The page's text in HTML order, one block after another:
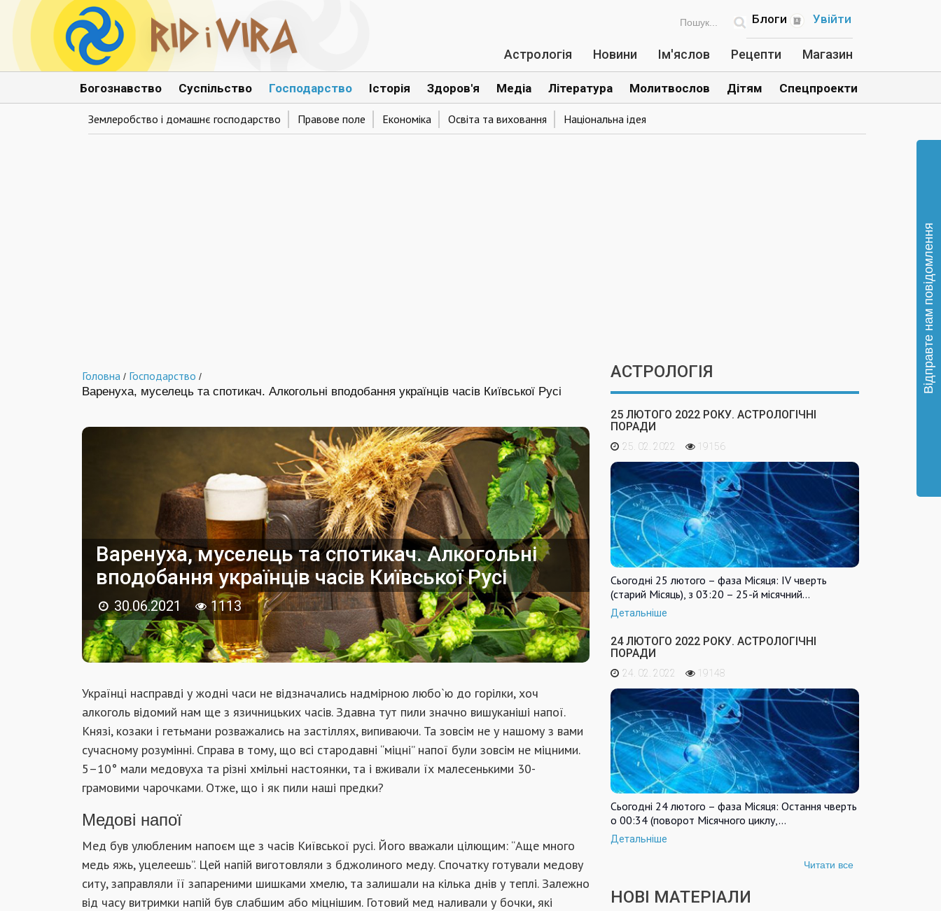
Увійти
Блоги
Астрологія Новини Ім'яслов Рецепти Магазин
Богознавство Суспільство Господарство
Землеробство і домашнє господарство Правове поле Економіка Освіта та виховання Національна ідея
Історія Здоров'я Медіа Література Молитвослов Дітям Спецпроекти
Головна / Господарство /
Варенуха, муселець та спотикач. Алкогольні вподобання українців часів Київської Русі
Варенуха, муселець та спотикач. Алкогольні
вподобання українців часів Київської Русі
30.06.2021 1113
Українці насправді у жодні часи не відзначались надмірною любо`ю до горілки, хоч
алкоголь відомий нам ще з язичницьких часів. Здавна тут пили значно вишуканіші напої.
Князі, козаки і гетьмани розважались на застіллях, випиваючи. Та зовсім не у нашому з вами
сучасному розумінні. Справа в тому, що всі стародавні “міцні” напої були зовсім не міцними.
5–10° мали медовуха та різні хмільні настоянки, та і вживали їх малесенькими 30-
грамовими чарочками. Отже, що і як пили наші предки?
Медові напої
Мед був улюбленим напоєм ще з часів Київської русі. Його вважали цілющим: “Аще много
медь яжь, уцелеешь”. Цей напій виготовляли з бджолиного меду. Спочатку готували медову
ситу, заправляли її запареними шишками хмелю, та залишали на кілька днів у теплі. Залежно
від часу витримки напій був слабшим або міцнішим. Готовий мед наливали у бочки, які
АСТРОЛОГІЯ
25 ЛЮТОГО 2022 РОКУ. АСТРОЛОГІЧНІ
ПОРАДИ
25. 02. 2022 19156
Сьогодні 25 лютого – фаза Місяця: IV чверть
(старий Місяць), з 03:20 – 25-й місячний…
Детальніше
24 ЛЮТОГО 2022 РОКУ. АСТРОЛОГІЧНІ
ПОРАДИ
24. 02. 2022 19148
Сьогодні 24 лютого – фаза Місяця: Остання чверть
о 00:34 (поворот Місячного циклу,…
Детальніше
Читати все
НОВІ МАТЕРІАЛИ
Відправте нам повідомлення